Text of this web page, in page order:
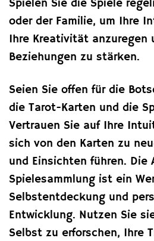
Spielen Sie die Spiele
oder der Familie, um Ihre
Ihre Kreativität anzuregen
Beziehungen zu stärken.
Seien Sie offen für die
die Tarot-Karten und die
Vertrauen Sie auf Ihre
sich von den Karten zu
und Einsichten führen. Die
Spielesammlung ist ein
Selbstentdeckung und
Entwicklung. Nutzen Sie
Selbst zu erforschen, Ihre